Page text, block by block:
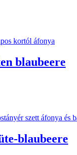
blaubeere
blaubeere